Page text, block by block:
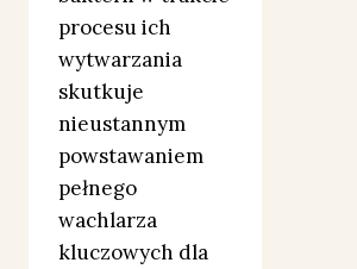
procesu ich
wytwarzania
skutkuje
nieustannym
powstawaniem
pełnego
wachlarza
kluczowych dla